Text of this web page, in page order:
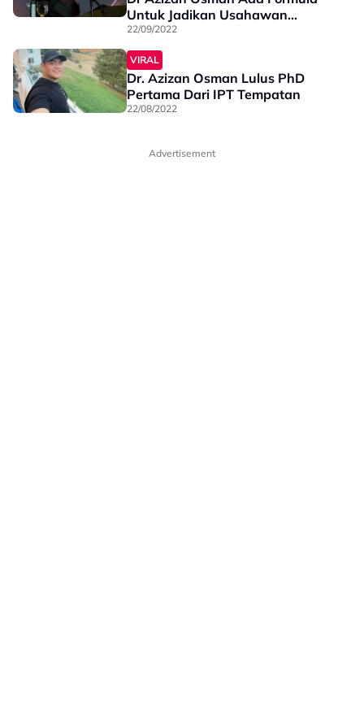
Untuk Jadikan Usahawan
Jutawan Desa!
22/09/2022
VIRAL
Dr. Azizan Osman Lulus PhD
Pertama Dari IPT Tempatan
22/08/2022
Advertisement